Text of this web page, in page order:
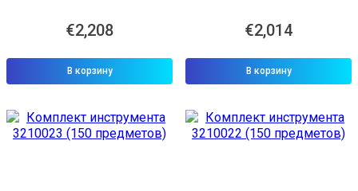
€2,208
В корзину
€2,014
В корзину